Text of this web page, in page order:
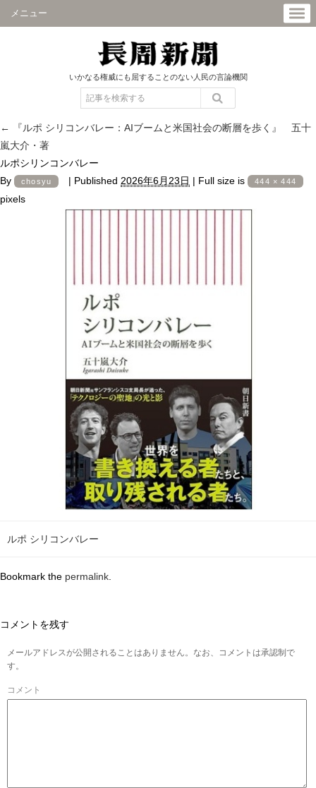
メニュー
いかなる権威にも屈することのない人民の言論機関
←
『ルポ シリコンバレー：AIブームと米国社会の断層を歩く』 五十
嵐大介・著
ルポシリンコンバレー
By
chosyu | Published 2026年6月23日 | Full size is 444 × 444
pixels
ルポ シリコンバレー
Bookmark the permalink
コメントを残す
メールアドレスが公開されることはありません。なお、コメントは承認制で
す。
コメント